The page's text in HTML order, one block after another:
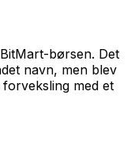
børsen. Det
navn, men blev
med et